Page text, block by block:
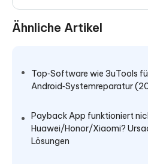
Ähnliche Artikel
Top‑Software wie 3uTools
Android‑Systemreparatur
Payback App funktioniert
Huawei/Honor/Xiaomi?
Lösungen